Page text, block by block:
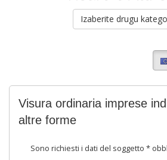
Izaberite drugu
Visura ordinaria imprese
altre forme
Sono richiesti i dati del soggetto *